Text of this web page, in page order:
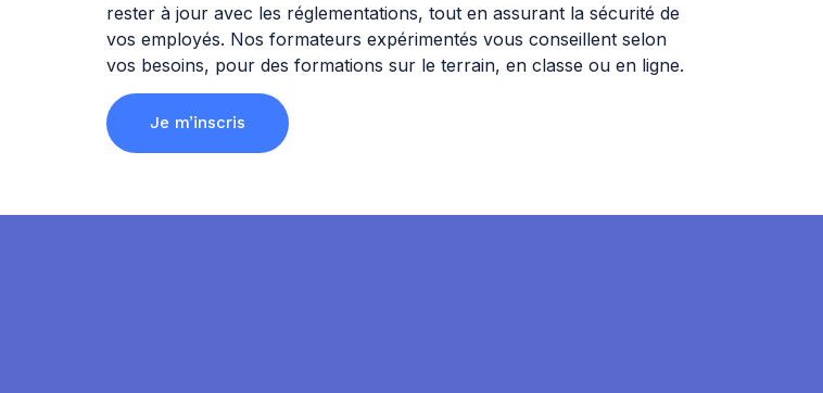
rester à jour avec les réglementations, tout en assurant la sécurité de
vos employés. Nos formateurs expérimentés vous conseillent selon
vos besoins, pour des formations sur le terrain, en classe ou en ligne.
Je m’inscris